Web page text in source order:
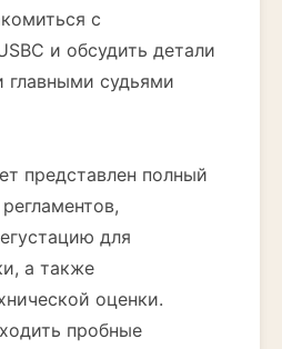
с
и обсудить детали
судьями
представлен полный
для
а также
оценки.
пробные